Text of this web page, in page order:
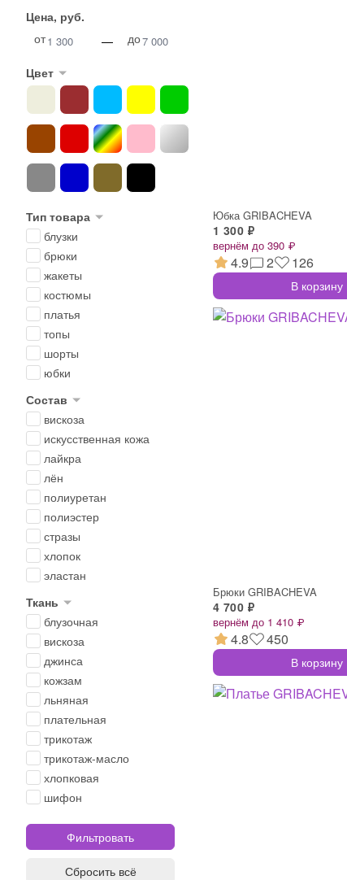
Цена, руб.
от
— до
Цвет
Тип товара
блузки
брюки
жакеты
костюмы
платья
топы
шорты
юбки
Состав
вискоза
искусственная кожа
лайкра
лён
полиуретан
полиэстер
стразы
хлопок
эластан
Ткань
блузочная
вискоза
джинса
кожзам
льняная
плательная
трикотаж
трикотаж-масло
хлопковая
шифон
Сбросить всё
Юбка GRIBACHEVA
1 300 ₽
вернём до 390 ₽
4.9 2 126
В корзину
Брюки GRIBACHEVA
4 700 ₽
вернём до 1 410 ₽
4.8 450
В корзину